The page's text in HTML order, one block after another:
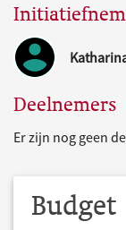
Deelnemers
Er zijn nog geen
Budget